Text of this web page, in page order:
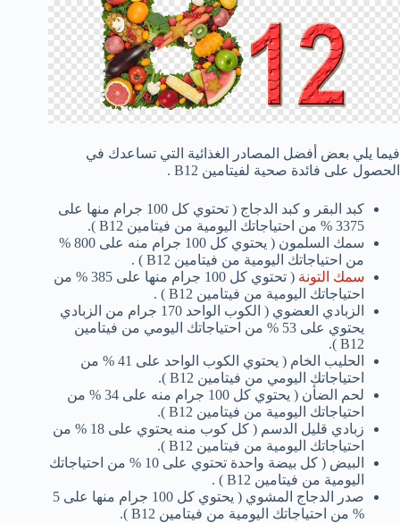
فيما يلي بعض أفضل المصادر الغذائية التي تساعدك في
الحصول على فائدة صحية لفيتامين B12 .
كبد البقر و كبد الدجاج ( تحتوي كل 100 جرام منها على
3375 % من احتياجاتك اليومية من فيتامين B12 ).
سمك السلمون ( يحتوي كل 100 جرام منه على 800 %
من احتياجاتك اليومية من فيتامين B12 ) .
سمك التونة
( تحتوي كل 100 جرام منها على 385 % من
احتياجاتك اليومية من فيتامين B12 ) .
الزبادي العضوي ( الكوب الواحد 170 جرام من الزبادي
يحتوي على 53 % من احتياجاتك اليومي من فيتامين
B12 ).
الحليب الخام ( يحتوي الكوب الواحد على 41 % من
احتياجاتك اليومي من فيتامين B12 ).
لحم الضأن ( يحتوي كل 100 جرام منه على 34 % من
احتياجاتك اليومية من فيتامين B12 ).
زبادي قليل الدسم ( كل كوب منه يحتوي على 18 % من
احتياجاتك اليومية من فيتامين B12 ).
البيض ( كل بيضة واحدة تحتوي على 10 % من احتياجاتك
اليومية من فيتامين B12 ) .
صدر الدجاج المشوي ( يحتوي كل 100 جرام منها على 5
% من احتياجاتك اليومية من فيتامين B12 ).